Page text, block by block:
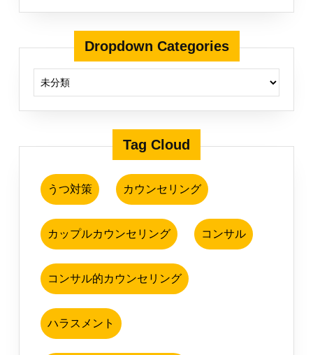
Dropdown Categories
Tag Cloud
うつ対策 カウンセリング
カップルカウンセリング コンサル
コンサル的カウンセリング
ハラスメント